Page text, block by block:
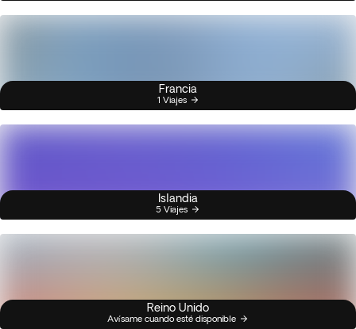
Francia
1 Viajes
Islandia
5 Viajes
Reino Unido
Avísame cuando esté disponible